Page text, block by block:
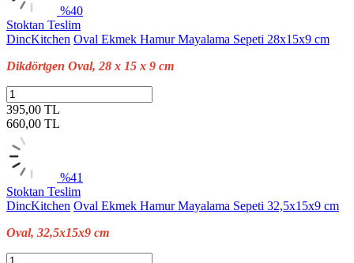
%40
Stoktan Teslim
DincKitchen Oval Ekmek Hamur Mayalama Sepeti 28x15x9 cm
Dikdörtgen Oval, 28 x 15 x 9 cm
395,00 TL
660,00 TL
%41
Stoktan Teslim
DincKitchen Oval Ekmek Hamur Mayalama Sepeti 32,5x15x9 cm
Oval, 32,5x15x9 cm